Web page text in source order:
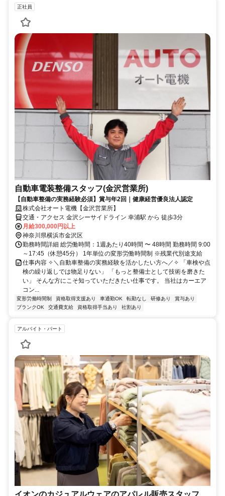
正社員
自動車電装整備スタッフ(金沢営業所)
【自動車整備の実務経験必須】賞与年2回｜健康経営優良法人認定
株式会社オート電機【金沢営業所】
交通・アクセス 金沢シーサイドライン 幸浦駅 から 徒歩3分
月給300,000円以上
神奈川県横浜市金沢区
勤務時間詳細 総労働時間：1週あたり40時間 〜 48時間 勤務時間 9:00
～17:45（休憩45分） 1年単位の変形労働時間制 ※残業代別途支給
仕事内容 ✧＼自動車整備の実務経験を活かしたい方へ／✧ 「車検や点
検の繰り返しでは物足りない」 「もっと整備士として技術を磨きた
い」 そんな方にこそ知っていただきたい仕事です。 当社はカーエア
コン...
変形労働時間制 資格取得支援あり 車通勤OK 転勤なし 研修あり
賞与あり
ブランクOK
交通費支給 資格取得手当あり 社割あり
アルバイト・パート
イオンのカジュアルウェアのアパレル販売スタッフ